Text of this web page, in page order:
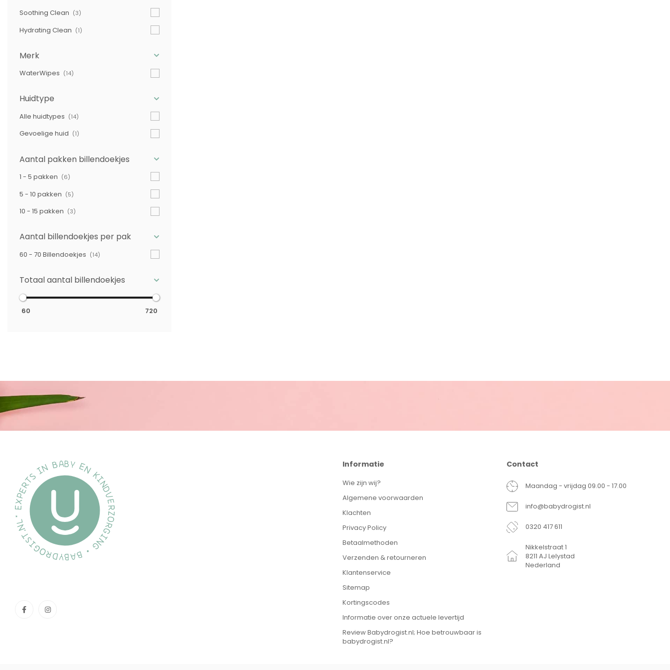
Soothing Clean (3)
Hydrating Clean (1)
Merk
WaterWipes (14)
Huidtype
Alle huidtypes (14)
Gevoelige huid (1)
Aantal pakken billendoekjes
1 - 5 pakken (6)
5 - 10 pakken (5)
10 - 15 pakken (3)
Aantal billendoekjes per pak
60 - 70 Billendoekjes (14)
Totaal aantal billendoekjes
60 720
Informatie
Wie zijn wij?
Algemene voorwaarden
Klachten
Privacy Policy
Betaalmethoden
Verzenden & retourneren
Klantenservice
Sitemap
Kortingscodes
Informatie over onze actuele levertijd
Review Babydrogist.nl; Hoe betrouwbaar is
babydrogist.nl?
Contact
Maandag - vrijdag 09.00 - 17.00
info@babydrogist.nl
0320 417 611
Nikkelstraat 1
8211 AJ Lelystad
Nederland